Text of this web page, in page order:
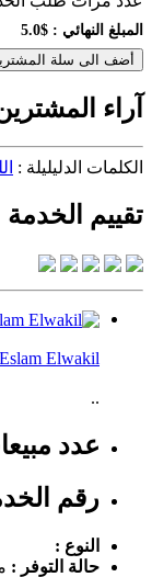
المبلغ النهائي : $5.0
أضف الى سلة
آراء
الكلمات الدليليلة :
تقييم الخدمة
Eslam Elwakil
..
عدد
رقم الخدمة
النوع :
حالة التوفر :